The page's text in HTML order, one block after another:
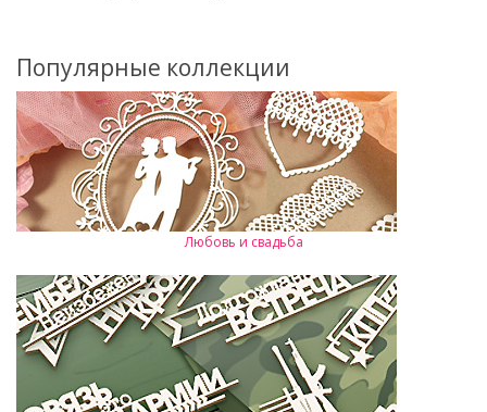
Популярные коллекции
Любовь и свадьба